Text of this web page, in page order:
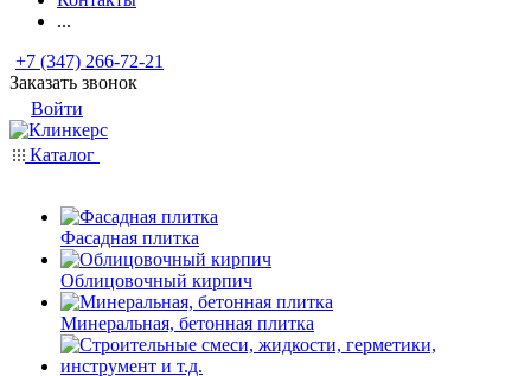
...
+7 (347) 266-72-21
Заказать звонок
Войти
Каталог
Фасадная плитка
Облицовочный кирпич
Минеральная, бетонная плитка